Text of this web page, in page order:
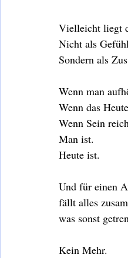
Vielleicht liegt
Nicht als
Sondern als
Wenn man
Wenn das
Wenn Sein
Man ist.
Heute ist.
Und für einen
fällt alles
was sonst
Kein Mehr.